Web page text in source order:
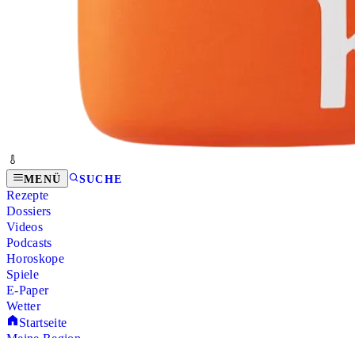
MENÜ SUCHE
Rezepte
Dossiers
Videos
Podcasts
Horoskope
Spiele
E-Paper
Wetter
Startseite